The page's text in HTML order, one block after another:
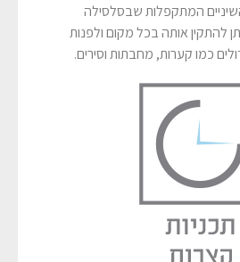
המתקפלות שבסלסילה
להתקין אותה בכל מקום ולפנות
כמו קערות, מחבתות וסירים.